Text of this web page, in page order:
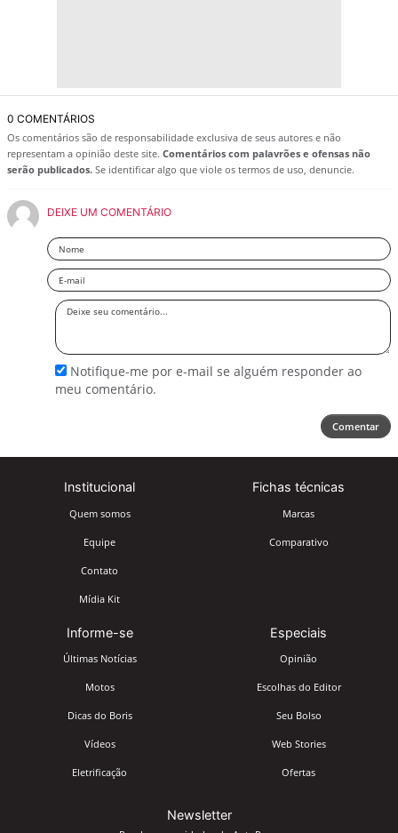
0 COMENTÁRIOS
Os comentários são de responsabilidade exclusiva de seus autores e não
representam a opinião deste site. Comentários com palavrões e ofensas não
serão publicados. Se identificar algo que viole os termos de uso, denuncie.
DEIXE UM COMENTÁRIO
Nome
Email
Deixe
Notifique-me por e-mail se alguém responder ao
meu comentário.
Comentar
Institucional
Quem somos
Equipe
Contato
Mídia Kit
Fichas técnicas
Marcas
Comparativo
Informe-se
Últimas Notícias
Motos
Dicas do Boris
Vídeos
Eletrificação
Especiais
Opinião
Escolhas do Editor
Seu Bolso
Web Stories
Ofertas
Newsletter